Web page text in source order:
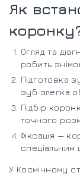
Як
Огляд та
робить
Підготовка
зуб злегка
Підбір
точного
Фіксація —
спеціальним
У Космічному